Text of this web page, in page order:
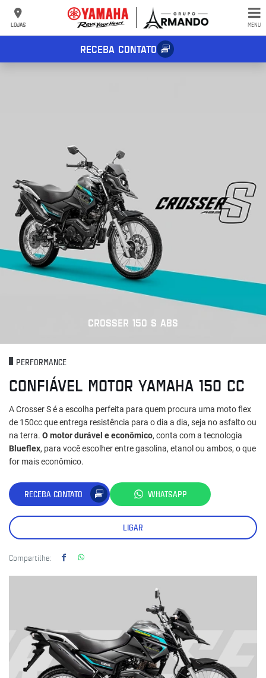
LOJAS MENU
RECEBA CONTATO
CROSSER 150 S ABS
PERFORMANCE
CONFIÁVEL MOTOR YAMAHA 150 CC
A Crosser S é a escolha perfeita para quem procura uma moto flex
de 150cc que entrega resistência para o dia a dia, seja no asfalto ou
na terra. O motor durável e econômico, conta com a tecnologia
Blueflex, para você escolher entre gasolina, etanol ou ambos, o que
for mais econômico.
RECEBA CONTATO WHATSAPP
LIGAR
Compartilhe: